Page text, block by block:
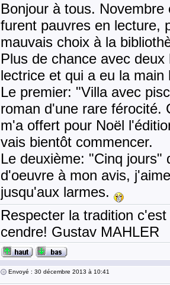
Bonjour à tous.
furent pauvres en lecture,
mauvais choix à la
Plus de chance avec
lectrice et qui a eu la main
Le premier: "Villa avec
roman d'une rare férocité.
m'a offert pour Noël
vais bientôt commencer.
Le deuxième: "Cinq jours"
d'oeuvre à mon avis,
jusqu'aux larmes.
Respecter la tradition
cendre! Gustav MAHLER
Envoyé : 30 décembre 2013 à 10:41